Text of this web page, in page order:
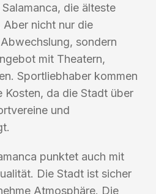
die älteste
Aber nicht nur die
sondern
mit Theatern,
Sportliebhaber kommen
Kosten, da die Stadt über
und
punktet auch mit
Die Stadt ist sicher
Atmosphäre. Die